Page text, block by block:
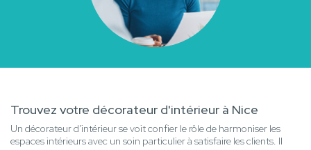
Trouvez votre décorateur d'intérieur à Nice
Un décorateur d'intérieur se voit confier le rôle de harmoniser les
espaces intérieurs avec un soin particulier à satisfaire les clients. Il